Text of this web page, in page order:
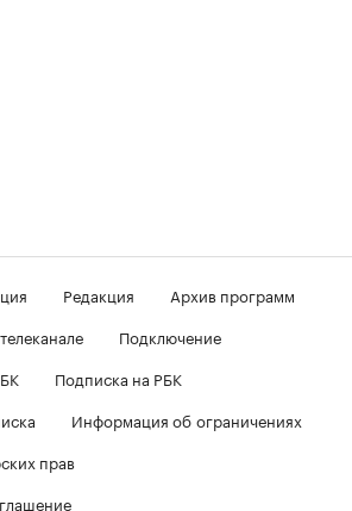
Редакция
Архив программ
Подключение
Подписка на РБК
Информация об ограничениях
прав